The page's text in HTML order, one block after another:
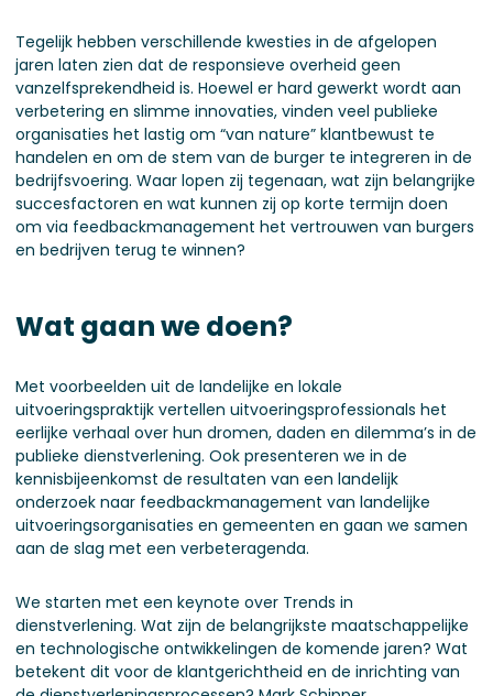
Tegelijk hebben verschillende kwesties in de afgelopen
jaren laten zien dat de responsieve overheid geen
vanzelfsprekendheid is. Hoewel er hard gewerkt wordt aan
verbetering en slimme innovaties, vinden veel publieke
organisaties het lastig om “van nature” klantbewust te
handelen en om de stem van de burger te integreren in de
bedrijfsvoering. Waar lopen zij tegenaan, wat zijn belangrijke
succesfactoren en wat kunnen zij op korte termijn doen
om via feedbackmanagement het vertrouwen van burgers
en bedrijven terug te winnen?
Wat gaan we doen?
Met voorbeelden uit de landelijke en lokale
uitvoeringspraktijk vertellen uitvoeringsprofessionals het
eerlijke verhaal over hun dromen, daden en dilemma’s in de
publieke dienstverlening. Ook presenteren we in de
kennisbijeenkomst de resultaten van een landelijk
onderzoek naar feedbackmanagement van landelijke
uitvoeringsorganisaties en gemeenten en gaan we samen
aan de slag met een verbeteragenda.
We starten met een keynote over Trends in
dienstverlening. Wat zijn de belangrijkste maatschappelijke
en technologische ontwikkelingen de komende jaren? Wat
betekent dit voor de klantgerichtheid en de inrichting van